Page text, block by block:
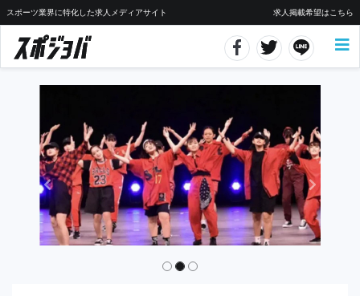
スポーツ業界に特化した求人メディアサイト 求人掲載希望はこちら